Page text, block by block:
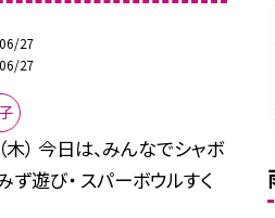
27
27
木） 今日は、みんなでシャボ
ず遊び・ スパーボウルすく